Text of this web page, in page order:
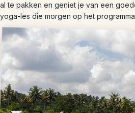
al te pakken en geniet je van een
yoga-les die morgen op het programma